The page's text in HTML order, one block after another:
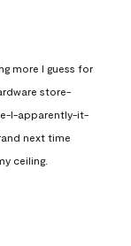
more I guess for
store-
I-apparently-it-
next time
ceiling.